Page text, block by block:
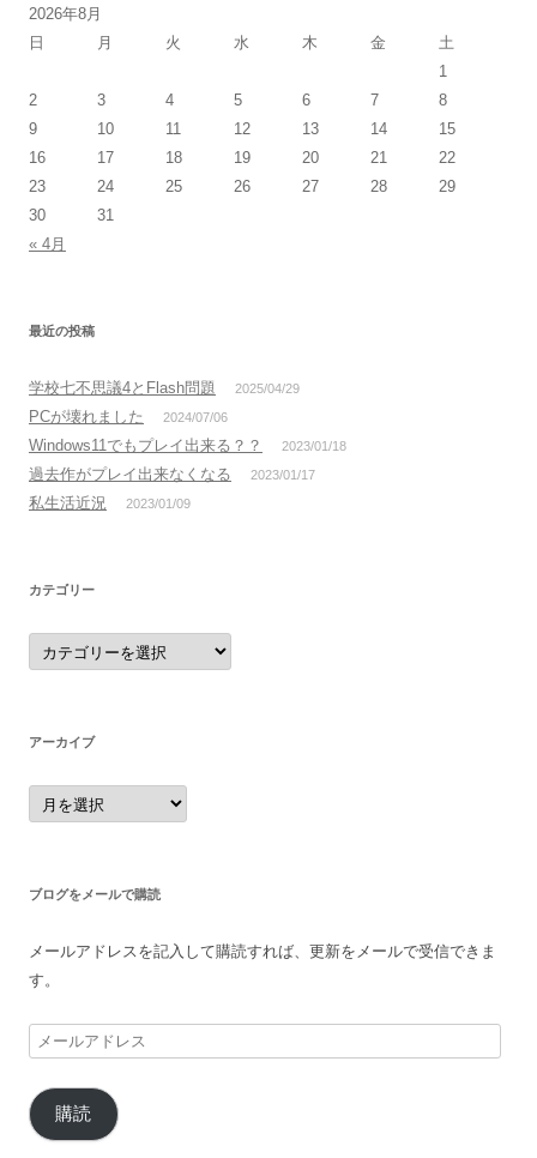
2026年8月
日
月 火 水 木 金
土
1
2
3 4 5 6 7
8
9
10 11 12 13 14
15
16
17 18 19 20 21
22
23
24 25 26 27 28
29
30
31
« 4月
最近の投稿
学校七不思議4とFlash問題 2025/04/29
PCが壊れました 2024/07/06
Windows11でもプレイ出来る？？ 2023/01/18
過去作がプレイ出来なくなる 2023/01/17
私生活近況 2023/01/09
カテゴリー
カ
テ
ゴ
アーカイブ
ア
ー
カ
ブログをメールで購読
メールアドレスを記入して購読すれば、更新をメールで受信できま
す。
メ
ル
ア
購読